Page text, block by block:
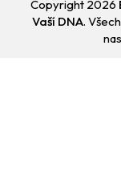
Copyright 2026
Vaší DNA.